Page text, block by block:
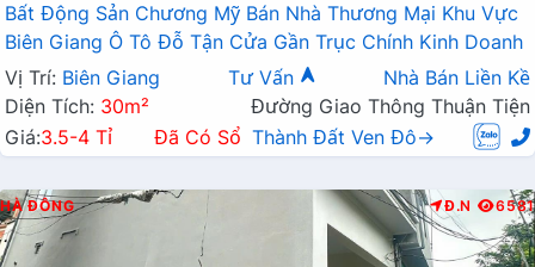
Bất Động Sản Chương Mỹ Bán Nhà Thương Mại Khu Vực
Biên Giang Ô Tô Đỗ Tận Cửa Gần Trục Chính Kinh Doanh
Vị Trí: Biên Giang Tư Vấn
Nhà Bán Liền Kề
Diện Tích: 30m²
Đường Giao Thông Thuận Tiện
Giá:3.5-4 Tỉ Đã Có Sổ Thành Đất Ven Đô→
HÀ ĐÔNG Đ.N 6581